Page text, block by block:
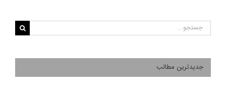
جستجو
برای:
جدیدترین مطالب